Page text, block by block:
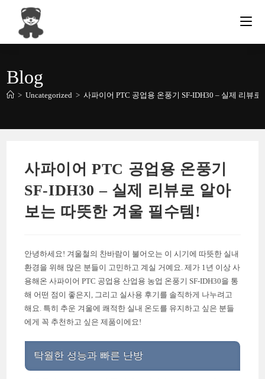
content
Blog
> Uncategorized > 사파이어 PTC 공업용 온풍기 SF-IDH30 – 실제 리뷰
사파이어 PTC 공업용 온풍기
SF-IDH30 – 실제 리뷰로 알아
보는 따뜻한 겨울 필수템!
안녕하세요! 겨울철의 찬바람이 불어오는 이 시기에 따뜻한 실내
환경을 위해 많은 분들이 고민하고 계실 거예요. 제가 1년 이상 사
용해온 사파이어 PTC 공업용 산업용 농업 온풍기 SF-IDH30을 통
해 어떤 점이 좋은지, 그리고 실사용 후기를 솔직하게 나누려고
해요. 특히 추운 겨울에 쾌적한 실내 온도를 유지하고 싶은 분들
에게 꼭 추천하고 싶은 제품이에요!
탁월한 성능과 빠른 난방